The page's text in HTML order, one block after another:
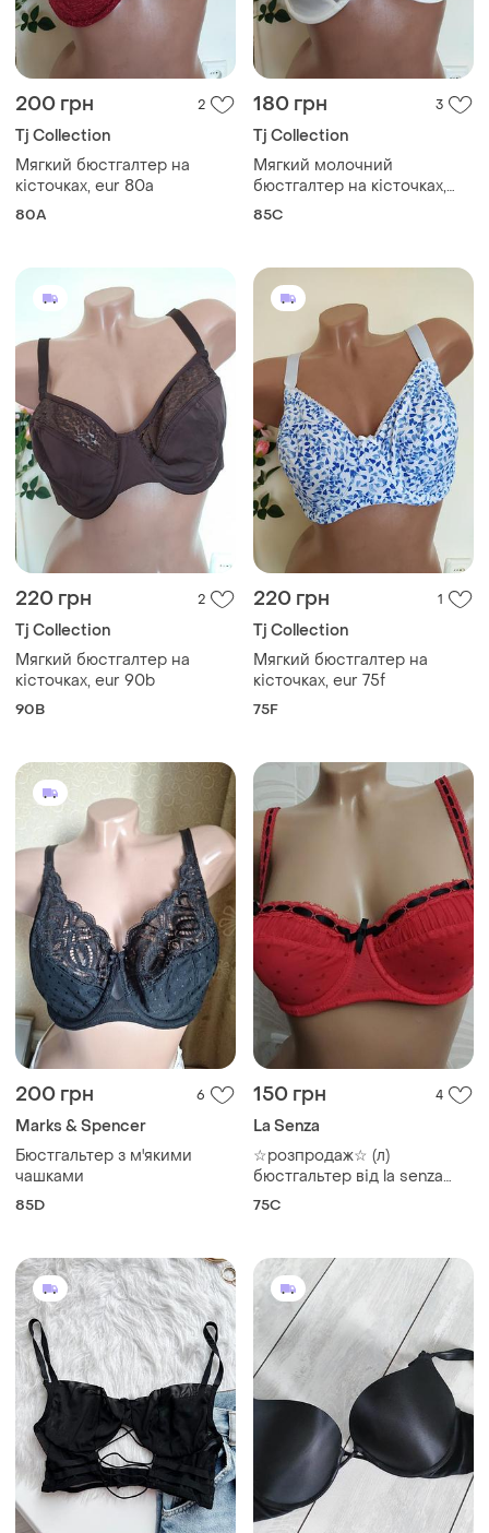
200 грн 2
Tj Collection
Мягкий бюстгалтер на
кісточках, eur 80a
80A
180 грн 3
Tj Collection
Мягкий молочний
бюстгалтер на кісточках,
eur 85c
85C
220 грн 2
Tj Collection
Мягкий бюстгалтер на
кісточках, eur 90b
90B
220 грн 1
Tj Collection
Мягкий бюстгалтер на
кісточках, eur 75f
75F
200 грн 6
Marks & Spencer
Бюстгальтер з м'якими
чашками
85D
150 грн 4
La Senza
☆розпродаж☆ (л)
бюстгальтер від la senza
75с
75C